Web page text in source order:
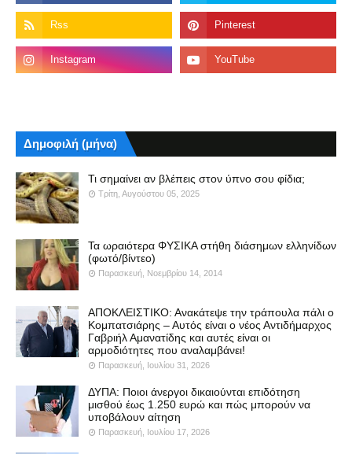
Δημοφιλή (μήνα)
Τι σημαίνει αν βλέπεις στον ύπνο σου φίδια;
Τρίτη, Αυγούστου 05, 2025
Τα ωραιότερα ΦΥΣΙΚΑ στήθη διάσημων ελληνίδων
(φωτό/βίντεο)
Παρασκευή, Νοεμβρίου 14, 2014
ΑΠΟΚΛΕΙΣΤΙΚΟ: Ανακάτεψε την τράπουλα πάλι ο
Κομπατσιάρης – Αυτός είναι ο νέος Αντιδήμαρχος
Γαβριήλ Αμανατίδης και αυτές είναι οι
αρμοδιότητες που αναλαμβάνει!
Παρασκευή, Ιουλίου 31, 2026
ΔΥΠΑ: Ποιοι άνεργοι δικαιούνται επιδότηση
μισθού έως 1.250 ευρώ και πώς μπορούν να
υποβάλουν αίτηση
Παρασκευή, Ιουλίου 17, 2026